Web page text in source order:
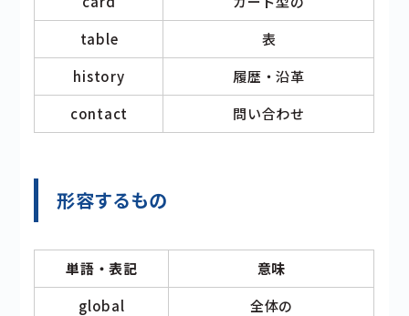
table
表
history
履歴・沿革
contact
問い合わせ
形容するもの
単語・表記
意味
global
全体の